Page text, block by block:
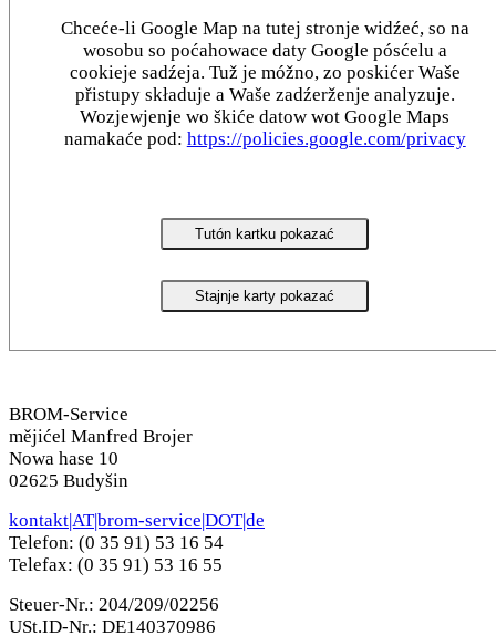
Chceće-li Google Map na tutej stronje widźeć, so na
wosobu so poćahowace daty Google pósćelu a
cookieje sadźeja. Tuž je móžno, zo poskićer Waše
přistupy składuje a Waše zadźerženje analyzuje.
Wozjewjenje wo škiće datow wot Google Maps
namakaće pod: https://policies.google.com/privacy
Tutón kartku pokazać
Stajnje karty pokazać
BROM-Service
mějićel Manfred Brojer
Nowa hase 10
02625 Budyšin
kontakt|AT|brom-service|DOT|de
Telefon: (0 35 91) 53 16 54
Telefax: (0 35 91) 53 16 55
Steuer-Nr.: 204/209/02256
USt.ID-Nr.: DE140370986